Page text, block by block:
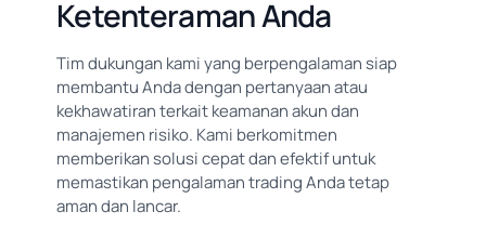
Ketenteraman Anda
Tim dukungan kami yang berpengalaman siap
membantu Anda dengan pertanyaan atau
kekhawatiran terkait keamanan akun dan
manajemen risiko. Kami berkomitmen
memberikan solusi cepat dan efektif untuk
memastikan pengalaman trading Anda tetap
aman dan lancar.